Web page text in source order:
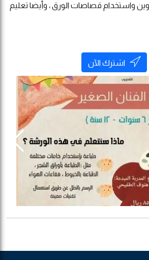
واستخدام قصاصات الورق ، وأيضا تعليم
اشترك الآن